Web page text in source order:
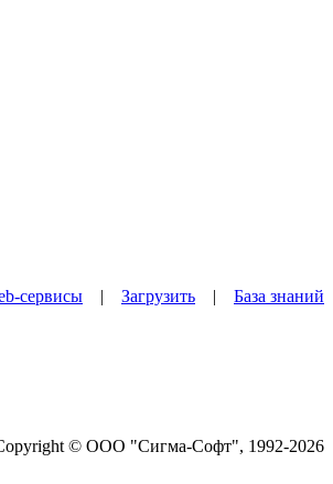
сервисы | Загрузить | База знаний
© ООО "Сигма-Софт", 1992-2026